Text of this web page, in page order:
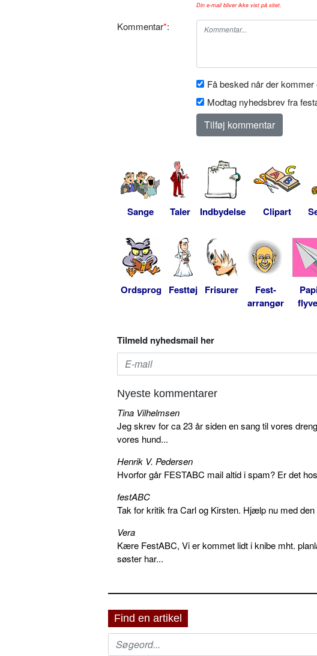
Din e-mail bliver ikke vist på sitet.
Kommentar*:
Få besked når der
Modtag nyhedsbrev fra
Sange Taler Indbydelse Clipart
Ordsprog Festtøj Frisurer
Fest-
arrangør
Tilmeld nyhedsmail her
Nyeste kommentarer
Tina Vilhelmsen
Jeg skrev for ca 23 år siden en sang til vores
vores hund...
Henrik V. Pedersen
Hvorfor går FESTABC mail altid i spam? Er det
festABC
Tak for kritik fra Carl og Kirsten. Hjælp nu med
Vera
Kære FestABC, Vi er kommet lidt i knibe mht.
søster har...
Find en artikel